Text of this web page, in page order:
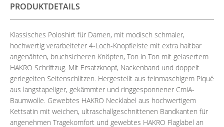
PRODUKTDETAILS
Klassisches Poloshirt für Damen, mit modisch schmaler,
hochwertig verarbeiteter 4-Loch-Knopfleiste mit extra haltbar
angenähten, bruchsicheren Knöpfen, Ton in Ton mit gelasertem
HAKRO Schriftzug. Mit Ersatzknopf, Nackenband und doppelt
geriegelten Seitenschlitzen. Hergestellt aus feinmaschigem Piqué
aus langstapeliger, gekämmter und ringgesponnener CmiA-
Baumwolle. Gewebtes HAKRO Necklabel aus hochwertigem
Kettsatin mit weichen, ultraschallgeschnittenen Bandkanten für
angenehmen Tragekomfort und gewebtes HAKRO Flaglabel an